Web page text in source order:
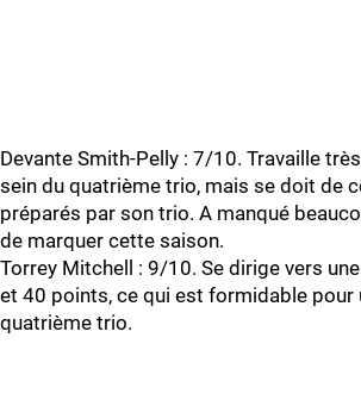
Devante Smith-Pelly : 7/10. Travaille
sein du quatrième trio, mais se doit de
préparés par son trio. A manqué
de marquer cette saison.
Torrey Mitchell : 9/10. Se dirige vers
et 40 points, ce qui est formidable pour
quatrième trio.